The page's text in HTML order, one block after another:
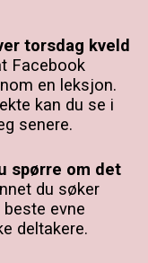
torsdag kveld
Facebook
en leksjon.
kan du se i
senere.
spørre om det
du søker
evne
deltakere.